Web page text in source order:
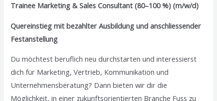
Trainee Marketing & Sales Consultant (80–100 %) (m/w/d)
Quereinstieg mit bezahlter Ausbildung und anschliessender
Festanstellung
Du möchtest beruflich neu durchstarten und interessierst
dich für Marketing, Vertrieb, Kommunikation und
Unternehmensberatung? Dann bieten wir dir die
Möglichkeit, in einer zukunftsorientierten Branche Fuss zu